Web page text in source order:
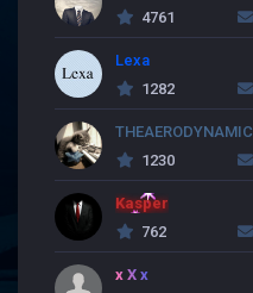
4761
Lexa
1282
THEAERODYNAMIC
1230
Kasper
762
x X x